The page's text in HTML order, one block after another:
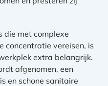
die met complexe
concentratie vereisen, is
extra belangrijk.
afgenomen, een
en schone sanitaire